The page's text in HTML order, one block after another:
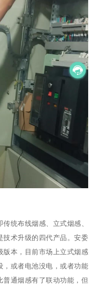
统布线烟感、立式烟感、
技术升级的四代产品。安委
版本，目前市场上立式烟感
，或者电池没电，或者功能
通烟感有了联动功能，但